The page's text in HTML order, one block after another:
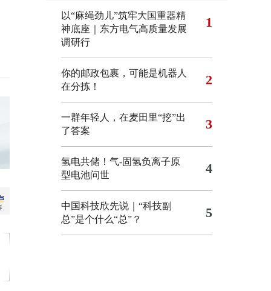
以“麻绳劲儿”筑牢大国重器精
神底座｜东方电气高质量发展
调研行
1
你的邮政包裹，可能是机器人
在分拣！
2
一群年轻人，在麦田里“挖”出
了答案
3
氢电共储！气-固氢负离子原
型电池问世
4
中国科技欣先说｜“科技副
总”是个什么“总”？
5